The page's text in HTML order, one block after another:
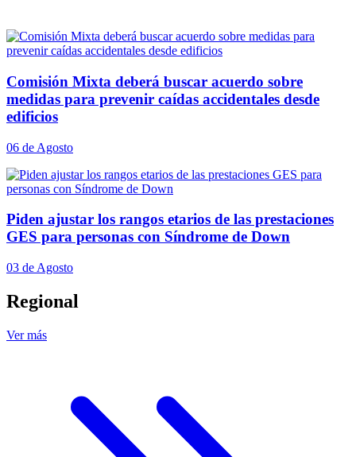
Comisión Mixta deberá buscar acuerdo sobre
medidas para prevenir caídas accidentales desde
edificios
06 de Agosto
Piden ajustar los rangos etarios de las prestaciones
GES para personas con Síndrome de Down
03 de Agosto
Regional
Ver más